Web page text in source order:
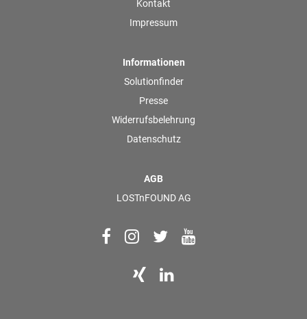
Kontakt
Impressum
Informationen
Solutionfinder
Presse
Widerrufsbelehrung
Datenschutz
AGB
LOSTnFOUND AG